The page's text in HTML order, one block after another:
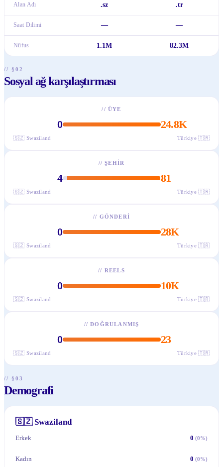
Alan Adı .sz .tr
Saat Dilimi — —
Nüfus 1.1M 82.3M
// §02
Sosyal ağ karşılaştırması
// ÜYE
0 24.8K
🇸🇿 Swaziland Türkiye 🇹🇷
//ŞEHIR
4 81
🇸🇿 Swaziland Türkiye 🇹🇷
// GÖNDERI
0 28K
🇸🇿 Swaziland Türkiye 🇹🇷
// REELS
0 10K
🇸🇿 Swaziland Türkiye 🇹🇷
//DOĞRULANMIŞ
0 23
🇸🇿 Swaziland Türkiye 🇹🇷
// §03
Demografi
🇸🇿 Swaziland
Erkek 0 (0%)
Kadın 0 (0%)